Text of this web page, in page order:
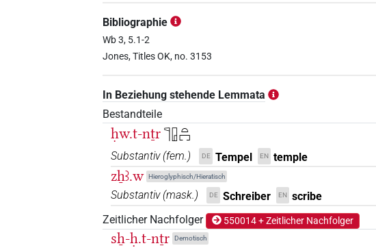
𓏞𓊹𓉗𓉐
𓏞𓊹𓉗𓉐𓅆
𓏞𓊹𓉗𓏏𓉐
𓏞𓊹𓉗𓏏𓏏𓉐
𔏒var 𓉗𓊹 | 1× TITL (
𓊹𓉗𓏏 Y4A | 1× TITL (1)
Bibliographie
Wb 3, 5.1-2
Jones, Titles OK, no. 3153
In Beziehung stehende Lemmata
Bestandteile
ḥw.t-nṯr𓊹𓉗𓏏𓉐
Substantiv (fem.) DE Tempel EN temple
zẖꜣ.w Hieroglyphisch/Hieratisch
Substantiv (mask.) DE Schreiber EN scribe
Zeitlicher Nachfolger
550014 + Zeitlicher Nachfolger
sẖ-ḥ.t-nṯr Demotisch